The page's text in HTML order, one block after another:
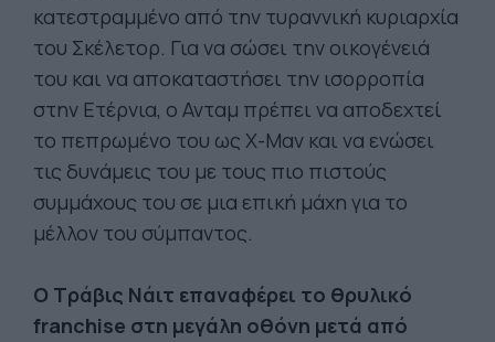
κατεστραμμένο από την τυραννική κυριαρχία
του Σκέλετορ. Για να σώσει την οικογένειά
του και να αποκαταστήσει την ισορροπία
στην Ετέρνια, ο Ανταμ πρέπει να αποδεχτεί
το πεπρωμένο του ως Χ-Μαν και να ενώσει
τις δυνάμεις του με τους πιο πιστούς
συμμάχους του σε μια επική μάχη για το
μέλλον του σύμπαντος.
Ο Τράβις Νάιτ επαναφέρει το θρυλικό
franchise στη μεγάλη οθόνη μετά από